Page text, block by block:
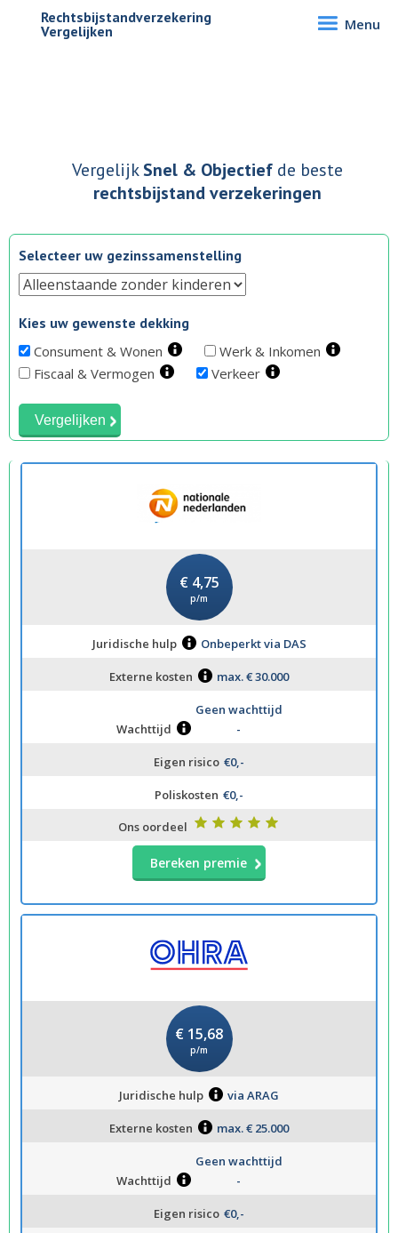
Rechtsbijstandverzekering
Vergelijken
Menu
VergelijkSnel & Objectiefde beste
rechtsbijstand verzekeringen
Selecteer uw gezinssamenstelling
Kies uw gewenste dekking
Consument & Wonen
Werk & Inkomen
Fiscaal & Vermogen
Verkeer
Vergelijken
€ 4,75
p/m
Juridische hulp Onbeperkt via DAS
Externe kosten max. € 30.000
Wachttijd
Geen wachttijd
-
Eigen risico €0,-
Poliskosten €0,-
Ons oordeel
Bereken premie
€ 15,68
p/m
Juridische hulp via ARAG
Externe kosten max. € 25.000
Wachttijd
Geen wachttijd
-
Eigen risico €0,-